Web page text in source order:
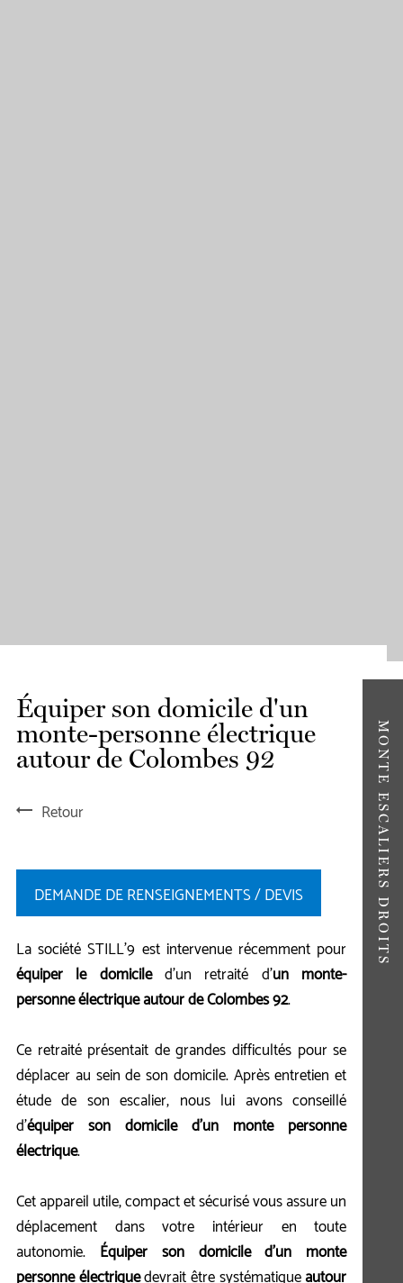
MONTE ESCALIERS DROITS
Équiper son domicile d'un
monte-personne électrique
autour de Colombes 92
Retour
DEMANDE DE RENSEIGNEMENTS / DEVIS
La société STILL'9 est intervenue récemment pour
équiper le domiciled'un retraité d'un monte-
personne électrique autour de Colombes 92.
Ce retraité présentait de grandes difficultés pour se
déplacer au sein de son domicile. Après entretien et
étude de son escalier, nous lui avons conseillé
d'équiper son domicile d'un monte personne
électrique.
Cet appareil utile, compact et sécurisé vous assure un
déplacement dans votre intérieur en toute
autonomie. Équiper son domicile d'un monte
personne électriquedevrait être systématiqueautour